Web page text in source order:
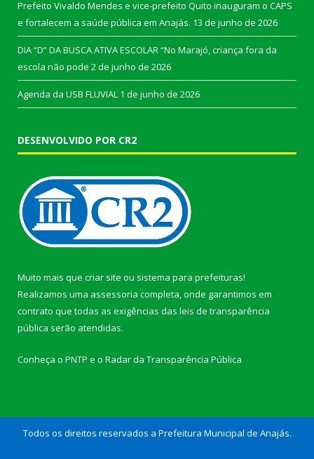
Prefeito Vivaldo Mendes e vice-prefeito Quito inauguram o CAPS
e fortalecem a saúde pública em Anajás. 13 de junho de 2026
DIA “D” DA BUSCA ATIVA ESCOLAR “No Marajó, criança fora da
escola não pode 2 de junho de 2026
Agenda da USB FLUVIAL 1 de junho de 2026
DESENVOLVIDO POR CR2
Muito mais que criar site ou sistema para prefeituras!
Realizamos uma assessoria completa, onde garantimos em
contrato que todas as exigências das leis de transparência
pública serão atendidas.
Conheça o PNTP e o Radar da Transparência Pública
Todos os direitos reservados a Prefeitura Municipal de Anajás.